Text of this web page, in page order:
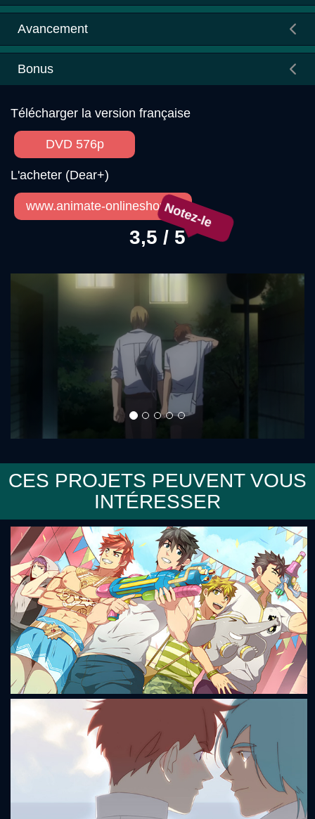
Avancement
Bonus
Télécharger la version française
DVD 576p
L'acheter (Dear+)
www.animate-onlineshop.jpNotez-le
3,5 / 5
Précédent
CES PROJETS PEUVENT VOUS
INTÉRESSER
Full Service